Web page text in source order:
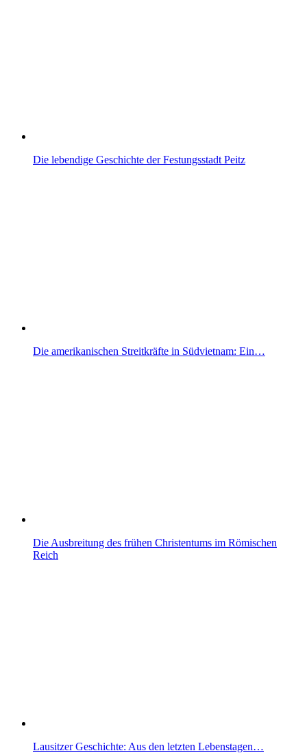
Die lebendige Geschichte der Festungsstadt Peitz
Die amerikanischen Streitkräfte in Südvietnam: Ein…
Die Ausbreitung des frühen Christentums im Römischen
Reich
Lausitzer Geschichte: Aus den letzten Lebenstagen…